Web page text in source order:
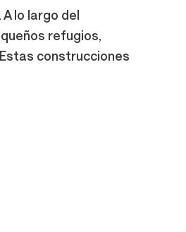
lo largo del
refugios,
construcciones